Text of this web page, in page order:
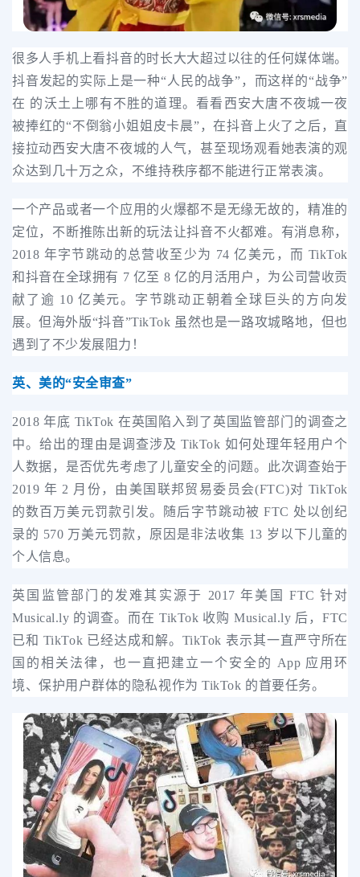
很多人手机上看抖音的时长大大超过以往的任何媒体端。
抖音发起的实际上是一种“人民的战争”，而这样的“战争”
在 的沃土上哪有不胜的道理。看看西安大唐不夜城一夜
被捧红的“不倒翁小姐姐皮卡晨”，在抖音上火了之后，直
接拉动西安大唐不夜城的人气，甚至现场观看她表演的观
众达到几十万之众，不维持秩序都不能进行正常表演。
一个产品或者一个应用的火爆都不是无缘无故的，精准的
定位，不断推陈出新的玩法让抖音不火都难。有消息称，
2018 年字节跳动的总营收至少为 74 亿美元，而 TikTok
和抖音在全球拥有 7 亿至 8 亿的月活用户，为公司营收贡
献了逾 10 亿美元。字节跳动正朝着全球巨头的方向发
展。但海外版“抖音”TikTok 虽然也是一路攻城略地，但也
遇到了不少发展阻力！
英、美的“安全审查”
2018 年底 TikTok 在英国陷入到了英国监管部门的调查之
中。给出的理由是调查涉及 TikTok 如何处理年轻用户个
人数据，是否优先考虑了儿童安全的问题。此次调查始于
2019 年 2 月份，由美国联邦贸易委员会(FTC)对 TikTok
的数百万美元罚款引发。随后字节跳动被 FTC 处以创纪
录的 570 万美元罚款，原因是非法收集 13 岁以下儿童的
个人信息。
英国监管部门的发难其实源于 2017 年美国 FTC 针对
Musical.ly 的调查。而在 TikTok 收购 Musical.ly 后，FTC
已和 TikTok 已经达成和解。TikTok 表示其一直严守所在
国的相关法律，也一直把建立一个安全的 App 应用环
境、保护用户群体的隐私视作为 TikTok 的首要任务。